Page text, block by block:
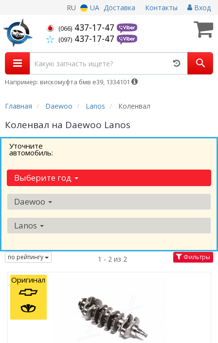
RU UA Доставка Контакты Вход
(066) 437-17-47
(097) 437-17-47
Например: вискомуфта бмв е39, 1334101
Главная Daewoo Lanos Коленвал
Коленвал на Daewoo Lanos
Уточните
автомобиль:
Выберите год
Daewoo
Lanos
по рейтингу 1 - 2 из 2 Фильтры
Оригинал